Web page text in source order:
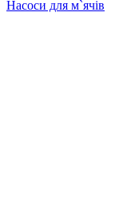
Насоси для м`ячів